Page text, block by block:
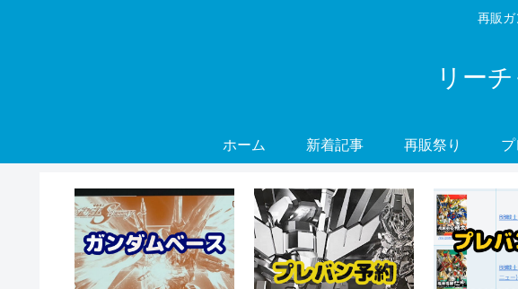
再販ガ
リー
ホーム 新着記事 再販祭り